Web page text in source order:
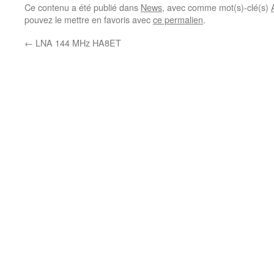
Ce contenu a été publié dans News, avec comme mot(s)-clé(s)
pouvez le mettre en favoris avecce permalien.
← LNA 144 MHz HA8ET